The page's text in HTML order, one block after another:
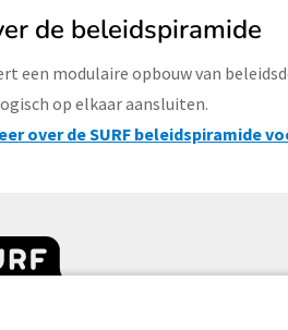
de beleidspiramide
een modulaire opbouw van
op elkaar aansluiten.
over de SURF beleidspiramide